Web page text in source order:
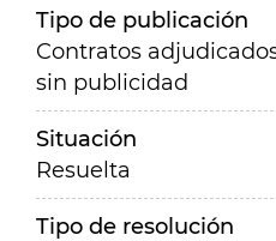
Tipo de publicación
Contratos
sin publicidad
Situación
Resuelta
Tipo de resolución